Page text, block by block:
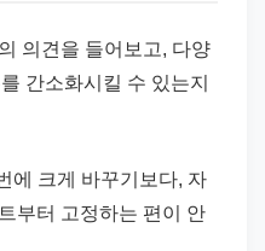
의견을 들어보고, 다양
간소화시킬 수 있는지
에 크게 바꾸기보다, 자
부터 고정하는 편이 안